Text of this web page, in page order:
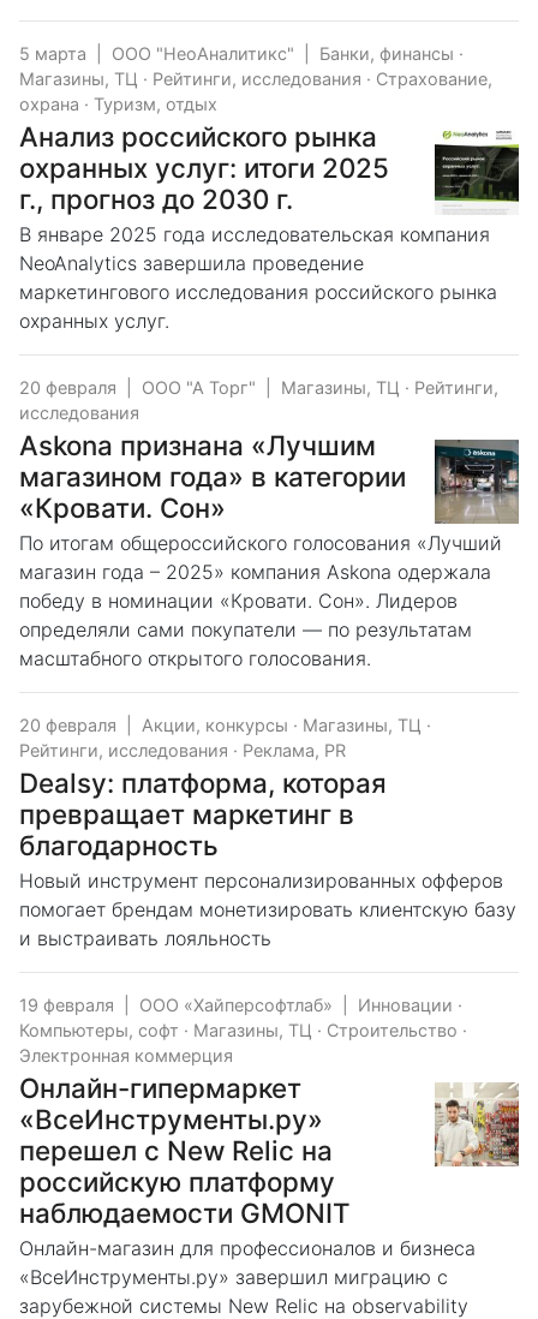
5 марта ООО "НеоАналитикс" Банки, финансы ·
Магазины, ТЦ · Рейтинги, исследования · Страхование,
охрана · Туризм, отдых
Анализ российского рынка
охранных услуг: итоги 2025
г., прогноз до 2030 г.
В январе 2025 года исследовательская компания
NeoAnalytics завершила проведение
маркетингового исследования российского рынка
охранных услуг.
20 февраля ООО "А Торг" Магазины, ТЦ · Рейтинги,
исследования
Askona признана «Лучшим
магазином года» в категории
«Кровати. Сон»
По итогам общероссийского голосования «Лучший
магазин года – 2025» компания Askona одержала
победу в номинации «Кровати. Сон». Лидеров
определяли сами покупатели — по результатам
масштабного открытого голосования.
20 февраля Акции, конкурсы · Магазины, ТЦ ·
Рейтинги, исследования · Реклама, PR
Dealsy: платформа, которая
превращает маркетинг в
благодарность
Новый инструмент персонализированных офферов
помогает брендам монетизировать клиентскую базу
и выстраивать лояльность
19 февраля ООО «Хайперсофтлаб» Инновации ·
Компьютеры, софт · Магазины, ТЦ · Строительство ·
Электронная коммерция
Онлайн-гипермаркет
«ВсеИнструменты.ру»
перешел с New Relic на
российскую платформу
наблюдаемости GMONIT
Онлайн-магазин для профессионалов и бизнеса
«ВсеИнструменты.ру» завершил миграцию с
зарубежной системы New Relic на observability